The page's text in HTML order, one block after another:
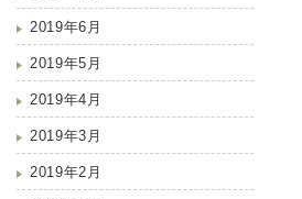
2019年6月
2019年5月
2019年4月
2019年3月
2019年2月